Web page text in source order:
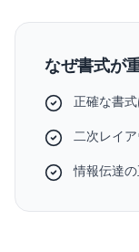
なぜ書式が
正確な書
二次レイア
情報伝達の